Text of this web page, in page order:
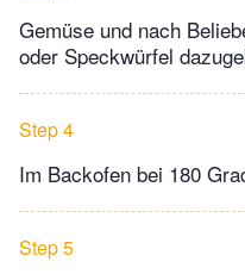
Gemüse und nach
oder Speckwürfel
Step 4
Im Backofen bei 180
Step 5